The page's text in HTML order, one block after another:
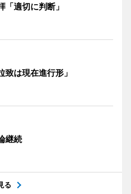
「適切に判断」
致は現在進行形」
継続
る